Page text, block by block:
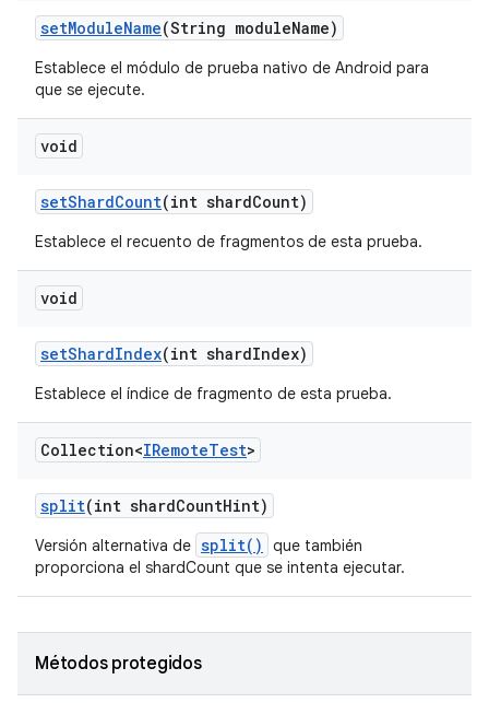
setModuleName(String moduleName)
Establece el módulo de prueba nativo de Android para
que se ejecute.
void
setShardCount(int shardCount)
Establece el recuento de fragmentos de esta prueba.
void
setShardIndex(int shardIndex)
Establece el índice de fragmento de esta prueba.
Collection<IRemoteTest>
split(int shardCountHint)
Versión alternativa de split()
que también
proporciona el shardCount que se intenta ejecutar.
Métodos protegidos